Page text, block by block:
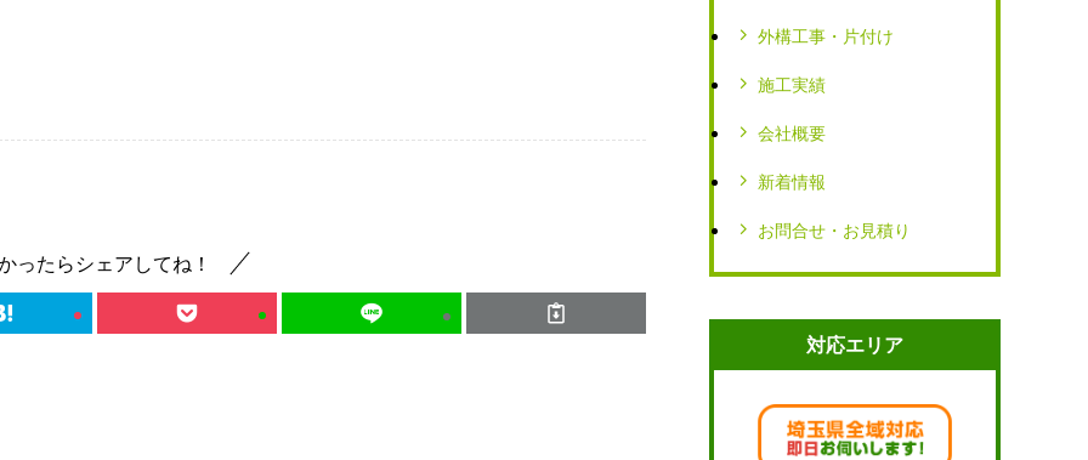
ったらシェアしてね！
外構工事・片付け
施工実績
会社概要
新着情報
お問合せ・お見積り
対応エリア